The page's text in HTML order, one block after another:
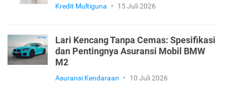
Kredit Multiguna • 15 Juli 2026
Lari Kencang Tanpa Cemas: Spesifikasi
dan Pentingnya Asuransi Mobil BMW
M2
Asuransi Kendaraan • 10 Juli 2026